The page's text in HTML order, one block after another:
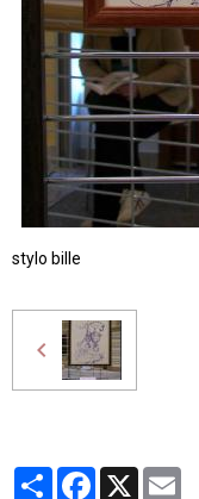
stylo bille
PartagerFacebook
X